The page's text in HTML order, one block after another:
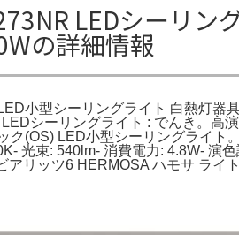
LEDシーリン
の詳細情報
小型シーリングライト 白熱灯
シーリングライト : でんき。高
ク(OS) LED小型シーリングライ
光束: 540lm- 消費電力: 4.8W- 演
リッツ6 HERMOSA ハモサ ライト